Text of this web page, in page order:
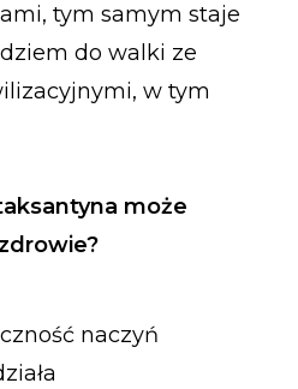
tym samym staje
do walki ze
w tym
może
naczyń